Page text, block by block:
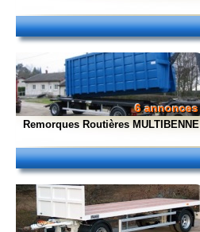
6 annonces
Remorques Routières MULTIBENNE